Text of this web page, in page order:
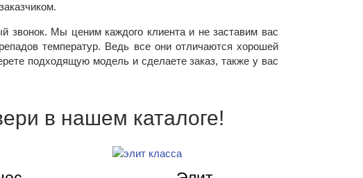
звонок. Мы ценим каждого клиента и не заставим вас
температур. Ведь все они отличаются хорошей
подходящую модель и сделаете заказ, также у вас
в нашем каталоге!